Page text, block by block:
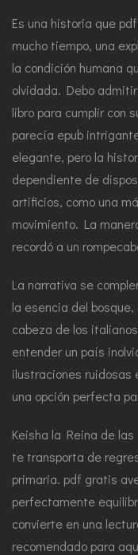
Es una historia que
mucho tiempo, una
la condición humana
olvidada. Debo
libro para cumplir con
parecía epub
elegante, pero la
dependiente de
artificios, como una
movimiento. La
recordó a un
La narrativa se
la esencia del
cabeza de los
entender un país
ilustraciones ruidosas
una opción perfecta
Keisha la Reina de
te transporta de
primaria. pdf gratis
perfectamente
convierte en una
recomendado para